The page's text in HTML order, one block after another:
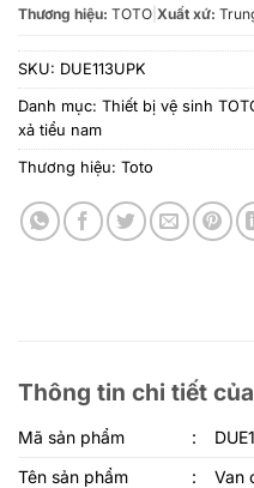
Thương hiệu: TOTO Xuất xứ:
SKU: DUE113UPK
Danh mục: Thiết bị vệ sinh
xả tiểu nam
Thương hiệu: Toto
Thông tin chi tiết
Mã sản phẩm :
Tên sản phẩm
:
Van